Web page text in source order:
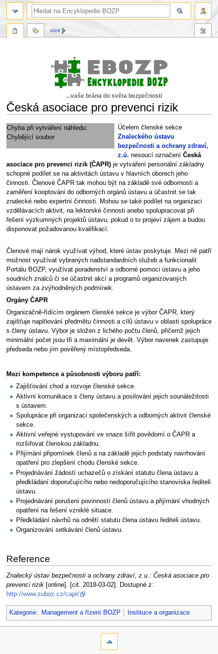
...vaše brána do světa bezpečnosti
Česká asociace pro prevenci rizik
Skočit
na
Skočit
na
Chyba při vytváření náhledu:
Chybějící soubor
Účelem členské sekce
Znaleckého ústavu
bezpečnosti a ochrany zdraví,
z.ú. nesoucí označení Česká
asociace pro prevenci rizik (ČAPR)je vytváření personální základny
schopné podílet se na aktivitách ústavu v hlavních oborech jeho
činnosti. Členové ČAPR tak mohou být na základě své odbornosti a
zaměření kooptováni do odborných orgánů ústavu a účastnit se tak
znalecké nebo expertní činnosti. Mohou se také podílet na organizaci
vzdělávacích aktivit, na lektorské činnosti anebo spolupracovat při
řešení výzkumných projektů ústavu, pokud o to projeví zájem a budou
disponovat požadovanou kvalifikací.
Členové mají nárok využívat výhod, které ústav poskytuje. Mezi ně patří
možnost využívat vybraných nadstandardních služeb a funkcionalit
Portálu BOZP, využívat poradenství a odborné pomoci ústavu a jeho
soudních znalců či se účastnit akcí a programů organizovaných
ústavem za zvýhodněných podmínek.
Orgány ČAPR
Organizačně-řídícím orgánem členské sekce je výbor ČAPR, který
zajišťuje naplňování předmětu činnosti a cílů ústavu v oblasti spolupráce
s členy ústavu. Výbor je složen z lichého počtu členů, přičemž jejich
minimální počet jsou tři a maximální je devět. Výbor navenek zastupuje
předseda nebo jím pověřený místopředseda.
Mezi kompetence a působnosti výboru patří:
Zajišťování chod a rozvoje členské sekce.
Aktivní komunikace s členy ústavu a posilování jejich sounáležitosti
s ústavem.
Spolupráce při organizaci společenských a odborných aktivit členské
sekce.
Aktivní veřejné vystupování ve snaze šířit povědomí o ČAPR a
rozšiřovat členskou základnu.
Přijímání připomínek členů a na základě jejich podstaty navrhování
opatření pro zlepšení chodu členské sekce.
Projednávání žádostí uchazečů o získání statutu člena ústavu a
předkládání doporučujícího nebo nedoporučujícího stanoviska řediteli
ústavu.
Projednávání porušení povinností členů ústavu a přijímání vhodných
opatření na řešení vzniklé situace.
Předkládání návrhů na odnětí statutu člena ústavu řediteli ústavu.
Organizování setkávání členů ústavu.
Reference
Znalecký ústav bezpečnosti a ochrany zdraví, z.u.: Česká asociace pro
prevenci rizik[online]. [cit. 2018-03-02]. Dostupné z:
http://www.zuboz.cz/capr/
Kategorie: Management a řízení BOZP Instituce a organizace
více